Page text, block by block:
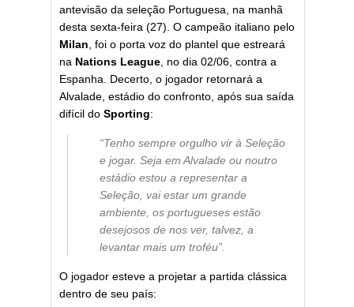
antevisão da seleção Portuguesa, na manhã
desta sexta-feira (27). O campeão italiano pelo
Milan , foi o porta voz do plantel que estreará
na Nations League , no dia 02/06, contra a
Espanha. Decerto, o jogador retornará a
Alvalade, estádio do confronto, após sua saída
difícil do Sporting:
“Tenho sempre orgulho vir à Seleção
e jogar. Seja em Alvalade ou noutro
estádio estou a representar a
Seleção, vai estar um grande
ambiente, os portugueses estão
desejosos de nos ver, talvez, a
levantar mais um troféu”.
O jogador esteve a projetar a partida clássica
dentro de seu país: